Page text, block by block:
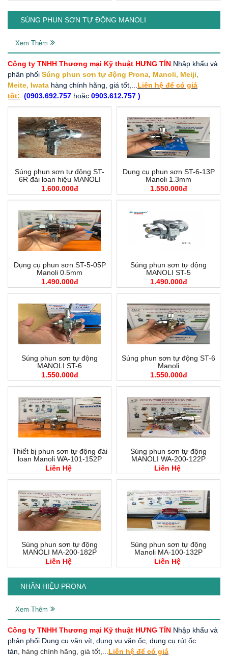
SÚNG PHUN SƠN TỰ ĐỘNG MANOLI
Xem Thêm
Công ty TNHH Thương mại Kỹ thuật HƯNG TÍN Nhập khẩu và
phân phối Súng phun sơn tự động Prona, Manoli, Meiji,
Meite, Iwata hàng chính hãng, giá tốt,... Liên hệ để có giá
tốt: (0903.692.757 hoặc 0903.612.757 )
Súng phun sơn tự động ST-
6R đài loan hiệu MANOLI
1.600.000đ
Dụng cụ phun sơn ST-6-13P
Manoli 1.3mm
1.550.000đ
Dụng cụ phun sơn ST-5-05P
Manoli 0.5mm
1.490.000đ
Súng phun sơn tự động
MANOLI ST-5
1.490.000đ
Súng phun sơn tự động
MANOLI ST-6
1.550.000đ
Súng phun sơn tự động ST-6
Manoli
1.550.000đ
Thiết bị phun sơn tự động đài
loan Manoli WA-101-152P
Liên Hệ
Súng phun sơn tự động
MANOLI WA-200-122P
Liên Hệ
Súng phun sơn tự động
MANOLI MA-200-182P
Liên Hệ
Súng phun sơn tự động
Manoli MA-100-132P
Liên Hệ
NHÃN HIỆU PRONA
Xem Thêm
Công ty TNHH Thương mại Kỹ thuật HƯNG TÍN Nhập khẩu và
phân phối Dụng cụ vặn vít, dụng vụ vặn ốc, dụng cụ rút ốc
tán , hàng chính hãng, giá tốt,... Liên hệ để có giá